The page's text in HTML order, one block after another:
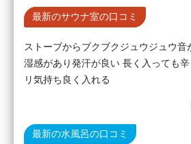
最新のサウナ室の口コミ
ストーブからブクブクジュウジュウ音
湿感があり発汗が良い 長く入っても
リ気持ち良く入れる
最新の水風呂の口コミ